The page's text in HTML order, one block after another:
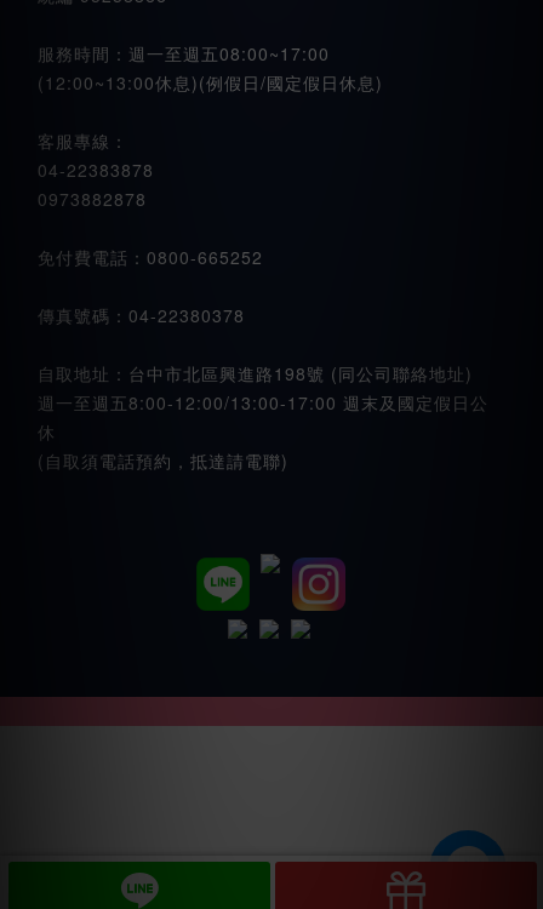
服務時間：週一至週五08:00~17:00
(12:00~13:00休息)(例假日/國定假日休息)
客服專線：
04-22383878
0973882878
免付費電話：0800-665252
傳真號碼：04-22380378
自取地址：台中市北區興進路198號 (同公司聯絡地址)
週一至週五8:00-12:00/13:00-17:00 週末及國定假日公
休
(自取須電話預約，抵達請電聯)